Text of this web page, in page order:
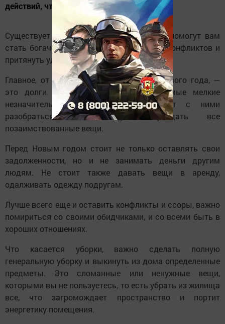
действий, чтобы год был успешным.
Существует множество примет, которые помогут вам
стать богаче, которые помогут избежать конфликтов и
притянуть удачу в следующем году.
Главное, от чего стоит избавиться до Нового года, —
это долги. Даже если у вас есть самые мелкие
незначительные обязательства, следует с ними
разобраться. Также нужно раздать все
позаимствованные вещи.
Перед Новым годом стоит не только оставлять свои
задолженности, но и не занимать деньги другим
людям. Не стоит также давать вещи в аренду,
одалживать одежду подругам.
Лучше всего еще и оставить конфликты и ссоры, важно
помириться со своими обидчиками, и со всеми быть в
хороших отношениях.
Что касается уборки, важно сделать полную
генеральную уборку и выкинуть из дома определенные
предметы. Это сломанные или ненужные вещи,
которыми вы не пользуетесь, то есть убрать из жилища
все, что загромождает пространство и портит
энергетику помещения.